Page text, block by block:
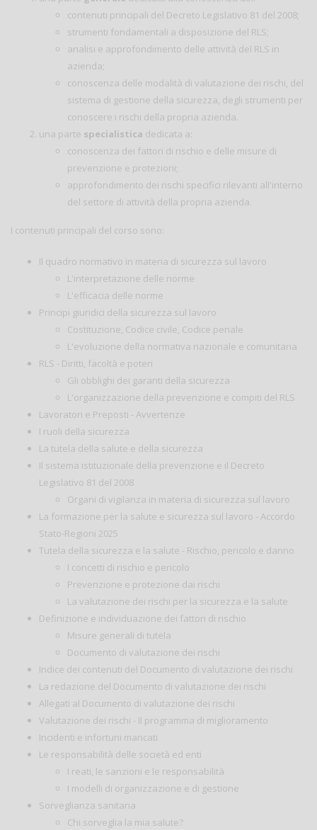
contenuti principali del Decreto Legislativo 81 del 2008;
strumenti fondamentali a disposizione del RLS;
analisi e approfondimento delle attività del RLS in
azienda;
conoscenza delle modalità di valutazione dei rischi, del
sistema di gestione della sicurezza, degli strumenti per
conoscere i rischi della propria azienda.
una parte specialistica dedicata a:
conoscenza dei fattori di rischio e delle misure di
prevenzione e protezioni;
approfondimento dei rischi specifici rilevanti all'interno
del settore di attività della propria azienda.
I contenuti principali del corso sono:
Il quadro normativo in materia di sicurezza sul lavoro
L'interpretazione delle norme
L'efficacia delle norme
Principi giuridici della sicurezza sul lavoro
Costituzione, Codice civile, Codice penale
L'evoluzione della normativa nazionale e comunitaria
RLS - Diritti, facoltà e poteri
Gli obblighi dei garanti della sicurezza
L'organizzazione della prevenzione e compiti del RLS
Lavoratori e Preposti - Avvertenze
I ruoli della sicurezza
La tutela della salute e della sicurezza
Il sistema istituzionale della prevenzione e il Decreto
Legislativo 81 del 2008
Organi di vigilanza in materia di sicurezza sul lavoro
La formazione per la salute e sicurezza sul lavoro - Accordo
Stato-Regioni 2025
Tutela della sicurezza e la salute - Rischio, pericolo e danno
I concetti di rischio e pericolo
Prevenzione e protezione dai rischi
La valutazione dei rischi per la sicurezza e la salute
Definizione e individuazione dei fattori di rischio
Misure generali di tutela
Documento di valutazione dei rischi
Indice dei contenuti del Documento di valutazione dei rischi
La redazione del Documento di valutazione dei rischi
Allegati al Documento di valutazione dei rischi
Valutazione dei rischi - Il programma di miglioramento
Incidenti e infortuni mancati
Le responsabilità delle società ed enti
I reati, le sanzioni e le responsabilità
I modelli di organizzazione e di gestione
Sorveglianza sanitaria
Chi sorveglia la mia salute?